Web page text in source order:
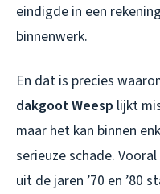
eindigde in een
binnenwerk.
En dat is precies
dakgoot Weesp lijkt
maar het kan binnen
serieuze schade.
uit de jaren ’70 en ’80